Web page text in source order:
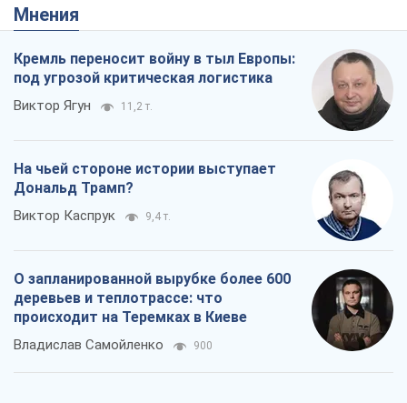
Мнения
Кремль переносит войну в тыл Европы:
под угрозой критическая логистика
Виктор Ягун 11,2 т.
На чьей стороне истории выступает
Дональд Трамп?
Виктор Каспрук 9,4 т.
О запланированной вырубке более 600
деревьев и теплотрассе: что
происходит на Теремках в Киеве
Владислав Самойленко 900